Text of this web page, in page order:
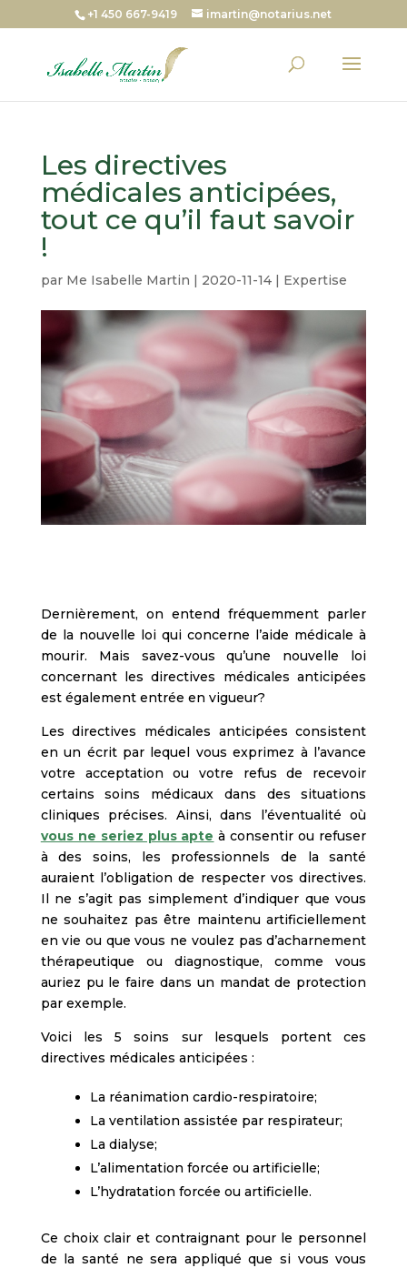
+1 450 667-9419 imartin@notarius.net
Les directives
médicales anticipées,
tout ce qu’il faut savoir
!
par Me Isabelle Martin | 2020-11-14| Expertise
Dernièrement, on entend fréquemment parler
de la nouvelle loi qui concerne l’aide médicale à
mourir. Mais savez-vous qu’une nouvelle loi
concernant les directives médicales anticipées
est également entrée en vigueur?
Les directives médicales anticipées consistent
en un écrit par lequel vous exprimez à l’avance
votre acceptation ou votre refus de recevoir
certains soins médicaux dans des situations
cliniques précises. Ainsi, dans l’éventualité où
vous ne seriez plus apte à consentir ou refuser
à des soins, les professionnels de la santé
auraient l’obligation de respecter vos directives.
Il ne s’agit pas simplement d’indiquer que vous
ne souhaitez pas être maintenu artificiellement
en vie ou que vous ne voulez pas d’acharnement
thérapeutique ou diagnostique, comme vous
auriez pu le faire dans un mandat de protection
par exemple.
Voici les 5 soins sur lesquels portent ces
directives médicales anticipées :
La réanimation cardio-respiratoire;
La ventilation assistée par respirateur;
La dialyse;
L’alimentation forcée ou artificielle;
L’hydratation forcée ou artificielle.
Ce choix clair et contraignant pour le personnel
de la santé ne sera appliqué que si vous vous